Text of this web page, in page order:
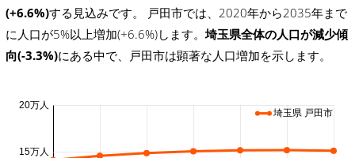
(+6.6%)する見込みです。 戸田市では、2020年から2035年まで
に人口が5%以上増加(+6.6%)します。埼玉県全体の人口が減少傾
向(-3.3%)にある中で、戸田市は顕著な人口増加を示します。
15万人
20万人
埼玉県 戸田市